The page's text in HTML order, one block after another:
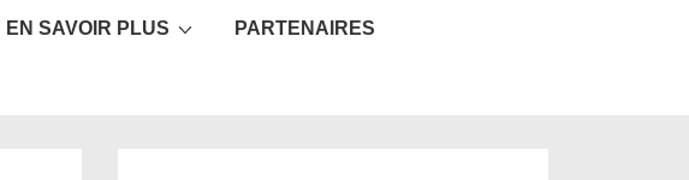
EN SAVOIR PLUS PARTENAIRES